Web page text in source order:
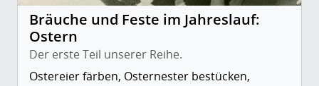
Bräuche und Feste im Jahreslauf:
Ostern
Der erste Teil unserer Reihe.
Ostereier färben, Osternester bestücken,